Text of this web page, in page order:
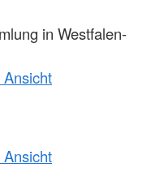
in Westfalen-